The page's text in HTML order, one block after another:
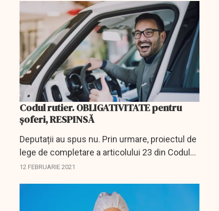
Codul rutier. OBLIGATIVITATE pentru
șoferi, RESPINSĂ
Deputații au spus nu. Prin urmare, proiectul de
lege de completare a articolului 23 din Codul
rutier, prin care se introducea obligativitatea de
12 FEBRUARIE 2021